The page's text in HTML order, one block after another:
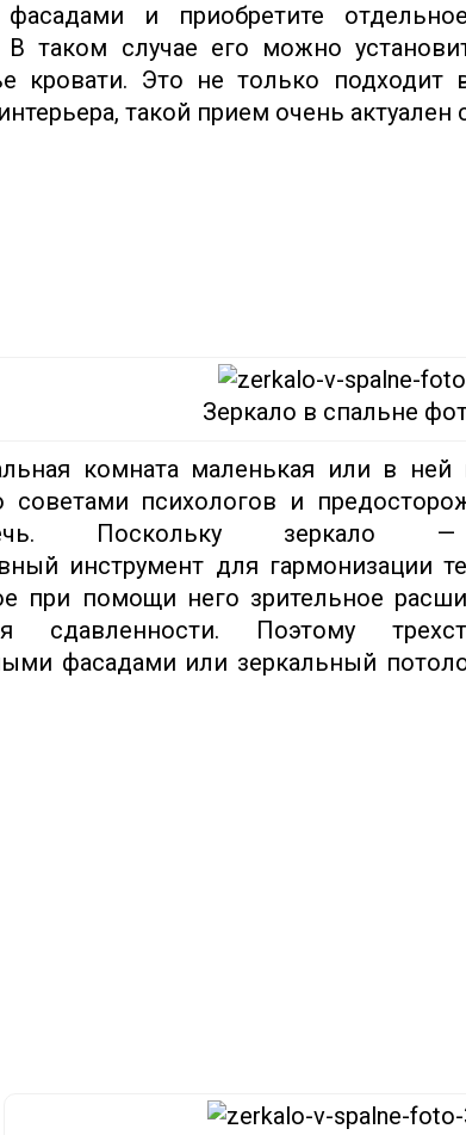
фасадами и приобретите
В таком случае его можно
кровати. Это не только
такой прием очень актуален
Зеркало в спальне
комната маленькая или в ней
советами психологов и
Поскольку зеркало
инструмент для гармонизации
при помощи него зрительное
сдавленности. Поэтому
фасадами или зеркальный